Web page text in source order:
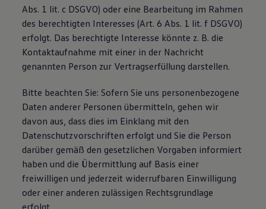
Abs. 1 lit. c DSGVO) oder eine Bearbeitung im Rahmen
des berechtigten Interesses (Art. 6 Abs. 1 lit. f DSGVO)
erfolgt. Das berechtigte Interesse könnte z. B. die
Kontaktaufnahme mit einer in der Nachricht
genannten Person zur Vertragserfüllung darstellen.
Bitte beachten Sie: Sofern Sie uns personenbezogene
Daten anderer Personen übermitteln, gehen wir
davon aus, dass dies im Einklang mit den
Datenschutzvorschriften erfolgt und Sie die Person
darüber gemäß den gesetzlichen Vorgaben informiert
haben und die Übermittlung auf Basis einer
freiwilligen und jederzeit widerrufbaren Einwilligung
oder einer anderen zulässigen Rechtsgrundlage
erfolgt.